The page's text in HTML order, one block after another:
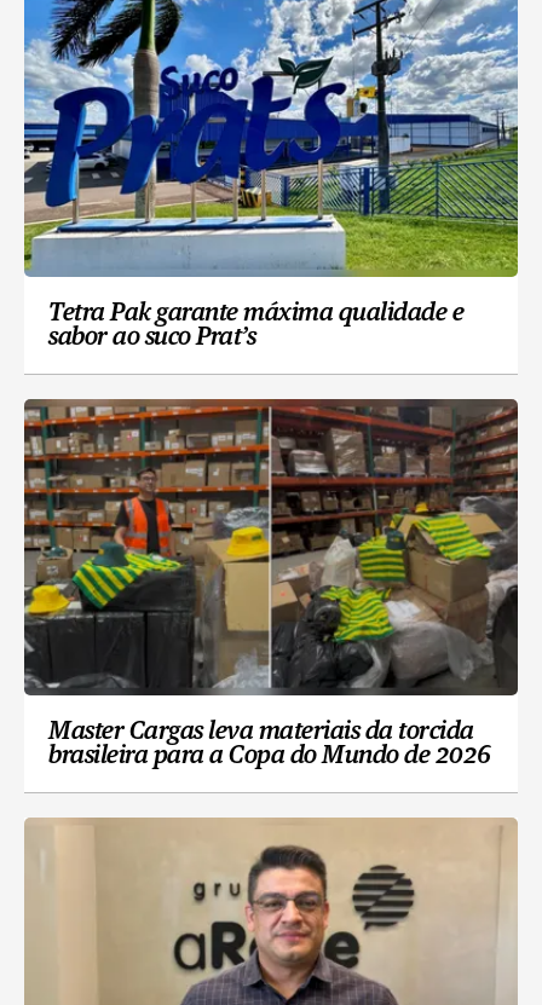
Tetra Pak garante máxima qualidade e
sabor ao suco Prat’s
Master Cargas leva materiais da torcida
brasileira para a Copa do Mundo de 2026